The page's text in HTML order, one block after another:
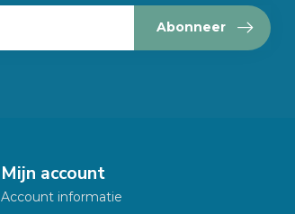
Abonneer
Mijn account
Account informatie